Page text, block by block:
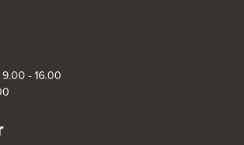
Bad Ringsted
Bad Salling
Durup
- 16.00